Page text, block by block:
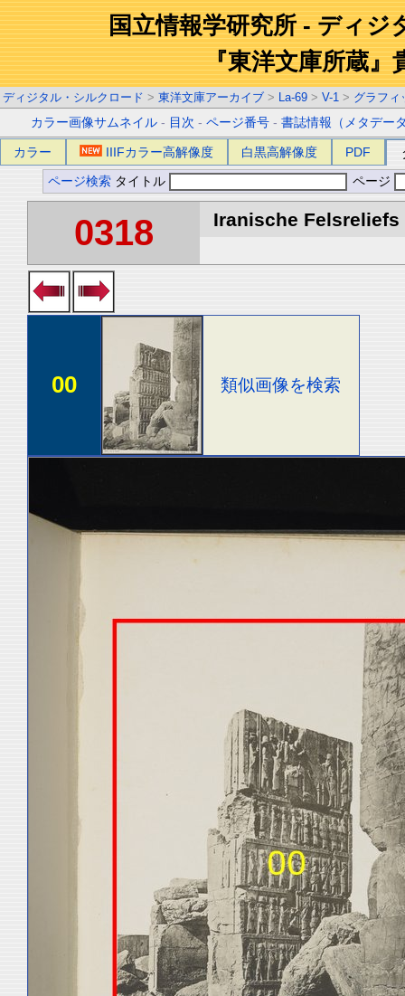
国立情報学研究所 - ディジ
『東洋文庫所蔵』
ディジタル・シルクロード > 東洋文庫アーカイブ > La-69 > V-1 > グラフィ
カラー画像サムネイル - 目次 -ページ番号 -書誌情報（メタデー
カラー IIIFカラー高解像度 白黒高解像度 PDF
ページ検索 タイトル ページ
0318 Iranische Felsreliefs
00 類似画像を検索